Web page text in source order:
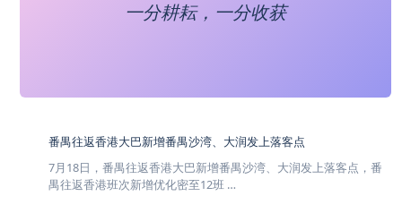
一分耕耘，一分收获
番禺往返香港大巴新增番禺沙湾、大润发上落客点
7月18日，番禺往返香港大巴新增番禺沙湾、大润发上落客点，番
禺往返香港班次新增优化密至12班 …